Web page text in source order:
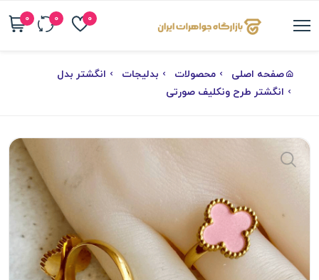
0
0
0
صفحه اصلی محصولات بدلیجات
انگشتر بدل
انگشتر طرح ونکلیف صورتی